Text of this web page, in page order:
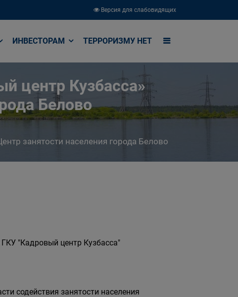
Версия для слабовидящих
ИНВЕСТОРАМ ТЕРРОРИЗМУ НЕТ
центр Кузбасса»
Белово
занятости населения города Белово
"Кадровый центр Кузбасса"
содействия занятости населения